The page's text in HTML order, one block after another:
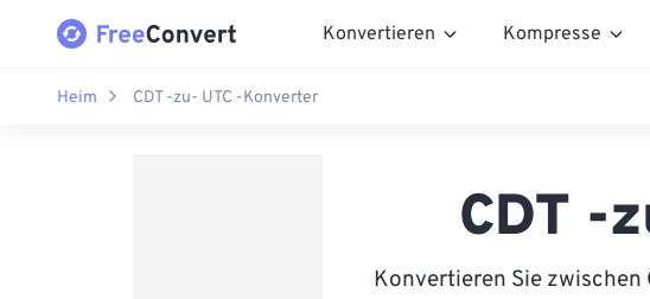
Konvertieren Kompresse
Heim CDT -zu- UTC -Konverter
CDT -
Konvertieren Sie zwischen